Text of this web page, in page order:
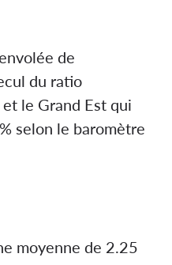
de
du ratio
le Grand Est qui
selon le baromètre
moyenne de 2.25